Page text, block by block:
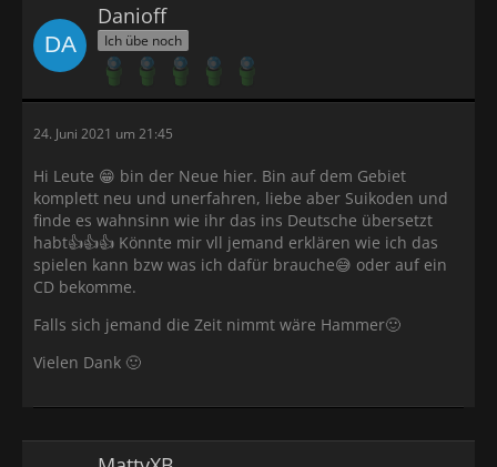
Danioff
Ich übe noch
24. Juni 2021 um 21:45
Hi Leute 😁 bin der Neue hier. Bin auf dem Gebiet
komplett neu und unerfahren, liebe aber Suikoden und
finde es wahnsinn wie ihr das ins Deutsche übersetzt
habt👍👍👍 Könnte mir vll jemand erklären wie ich das
spielen kann bzw was ich dafür brauche😅 oder auf ein
CD bekomme.
Falls sich jemand die Zeit nimmt wäre Hammer🙂
Vielen Dank 🙂